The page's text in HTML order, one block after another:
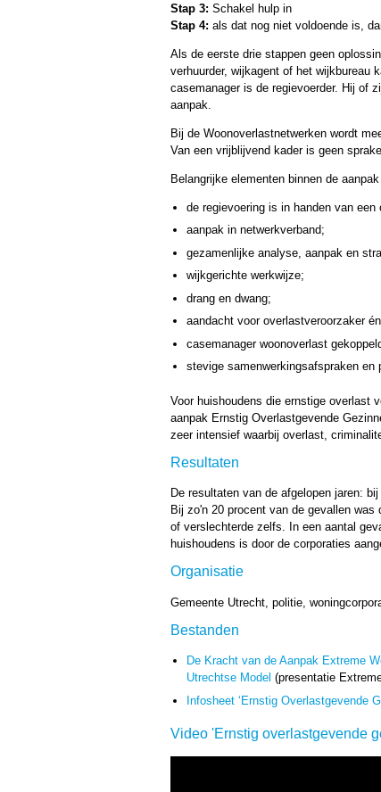
Stap 3: Schakel hulp in
Stap 4: als dat nog niet voldoende is,
Als de eerste drie stappen geen
verhuurder, wijkagent of het wijkbureau
casemanager is de regievoerder. Hij of
aanpak.
Bij de Woonoverlastnetwerken wordt
Van een vrijblijvend kader is geen
Belangrijke elementen binnen de
de regievoering is in handen van
aanpak in netwerkverband;
gezamenlijke analyse, aanpak en
wijkgerichte werkwijze;
drang en dwang;
aandacht voor overlastveroorzaker
casemanager woonoverlast
stevige samenwerkingsafspraken en
Voor huishoudens die ernstige overlast
aanpak Ernstig Overlastgevende
zeer intensief waarbij overlast,
Resultaten
De resultaten van de afgelopen jaren:
Bij zo'n 20 procent van de gevallen
of verslechterde zelfs. In een aantal
huishoudens is door de corporaties
Organisatie
Gemeente Utrecht, politie,
Bestanden
De Kracht van de Aanpak Extreme
Utrechtse Model (presentatie
Infosheet ‘Ernstig Overlastgevende
Video 'Ernstig overlastgevende